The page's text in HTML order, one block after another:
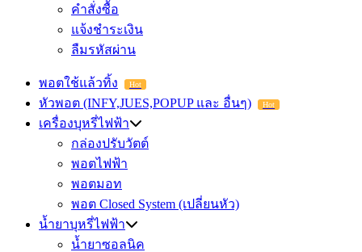
คำสั่งซื้อ
แจ้งชำระเงิน
ลืมรหัสผ่าน
พอตใช้แล้วทิ้ง Hot
หัวพอต (INFY,JUES,POPUP และ อื่นๆ) Hot
เครื่องบุหรี่ไฟฟ้า
กล่องปรับวัตต์
พอตไฟฟ้า
พอตมอท
พอต Closed System (เปลี่ยนหัว)
น้ำยาบุหรี่ไฟฟ้า
น้ำยาซอลนิค